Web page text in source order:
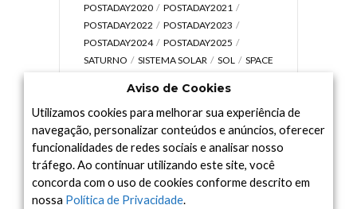
POSTADAY2020
POSTADAY2021
POSTADAY2022
POSTADAY2023
POSTADAY2024
POSTADAY2025
SATURNO
SISTEMA SOLAR SOL
SPACE
UNIVERSO
VÍDEO
Arquivo
Arquivo
Aviso de Cookies
Utilizamos cookies para melhorar sua experiência de
navegação, personalizar conteúdos e anúncios, oferecer
funcionalidades de redes sociais e analisar nosso
tráfego. Ao continuar utilizando este site, você
concorda com o uso de cookies conforme descrito em
nossa Política de Privacidade.